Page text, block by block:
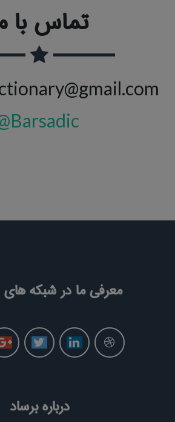
تماس با
معرفی ما در شبکه
درباره برساد